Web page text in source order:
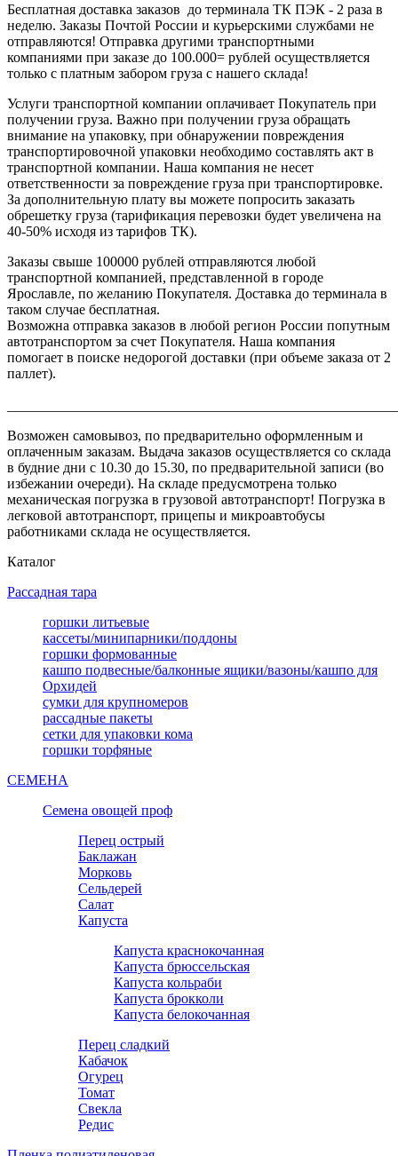
Бесплатная доставка заказов до терминала ТК ПЭК - 2 раза в
неделю. Заказы Почтой России и курьерскими службами не
отправляются! Отправка другими транспортными
компаниями при заказе до 100.000= рублей осуществляется
только с платным забором груза с нашего склада!
Услуги транспортной компании оплачивает Покупатель при
получении груза. Важно при получении груза обращать
внимание на упаковку, при обнаружении повреждения
транспортировочной упаковки необходимо составлять акт в
транспортной компании. Наша компания не несет
ответственности за повреждение груза при транспортировке.
За дополнительную плату вы можете попросить заказать
обрешетку груза (тарификация перевозки будет увеличена на
40-50% исходя из тарифов ТК).
Заказы свыше 100000 рублей отправляются любой
транспортной компанией, представленной в городе
Ярославле, по желанию Покупателя. Доставка до терминала в
таком случае бесплатная.
Возможна отправка заказов в любой регион России попутным
автотранспортом за счет Покупателя. Наша компания
помогает в поиске недорогой доставки (при объеме заказа от 2
паллет).
Возможен самовывоз, по предварительно оформленным и
оплаченным заказам. Выдача заказов осуществляется со склада
в будние дни с 10.30 до 15.30, по предварительной записи (во
избежании очереди). На складе предусмотрена только
механическая погрузка в грузовой автотранспорт! Погрузка в
легковой автотранспорт, прицепы и микроавтобусы
работниками склада не осуществляется.
Каталог
Рассадная тара
горшки литьевые
кассеты/минипарники/поддоны
горшки формованные
кашпо подвесные/балконные ящики/вазоны/кашпо для
Орхидей
сумки для крупномеров
рассадные пакеты
сетки для упаковки кома
горшки торфяные
СЕМЕНА
Семена овощей проф
Перец острый
Баклажан
Морковь
Сельдерей
Салат
Капуста
Капуста краснокочанная
Капуста брюссельская
Капуста кольраби
Капуста брокколи
Капуста белокочанная
Перец сладкий
Кабачок
Огурец
Томат
Свекла
Редис